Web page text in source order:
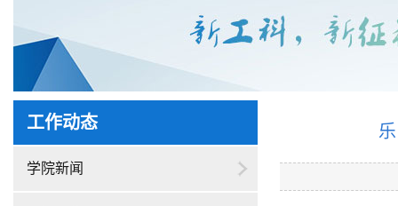
工作动态
学院新闻